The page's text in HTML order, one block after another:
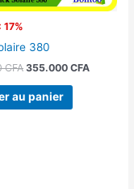
17%
380
CFA 355.000 CFA
au panier